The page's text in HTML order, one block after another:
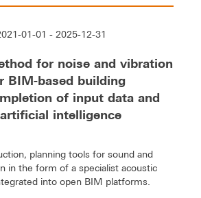
01-01 - 2025-12-31
for noise and vibration
BIM-based building
of input data and
intelligence
planning tools for sound and
in the form of a specialist acoustic
into open BIM platforms.